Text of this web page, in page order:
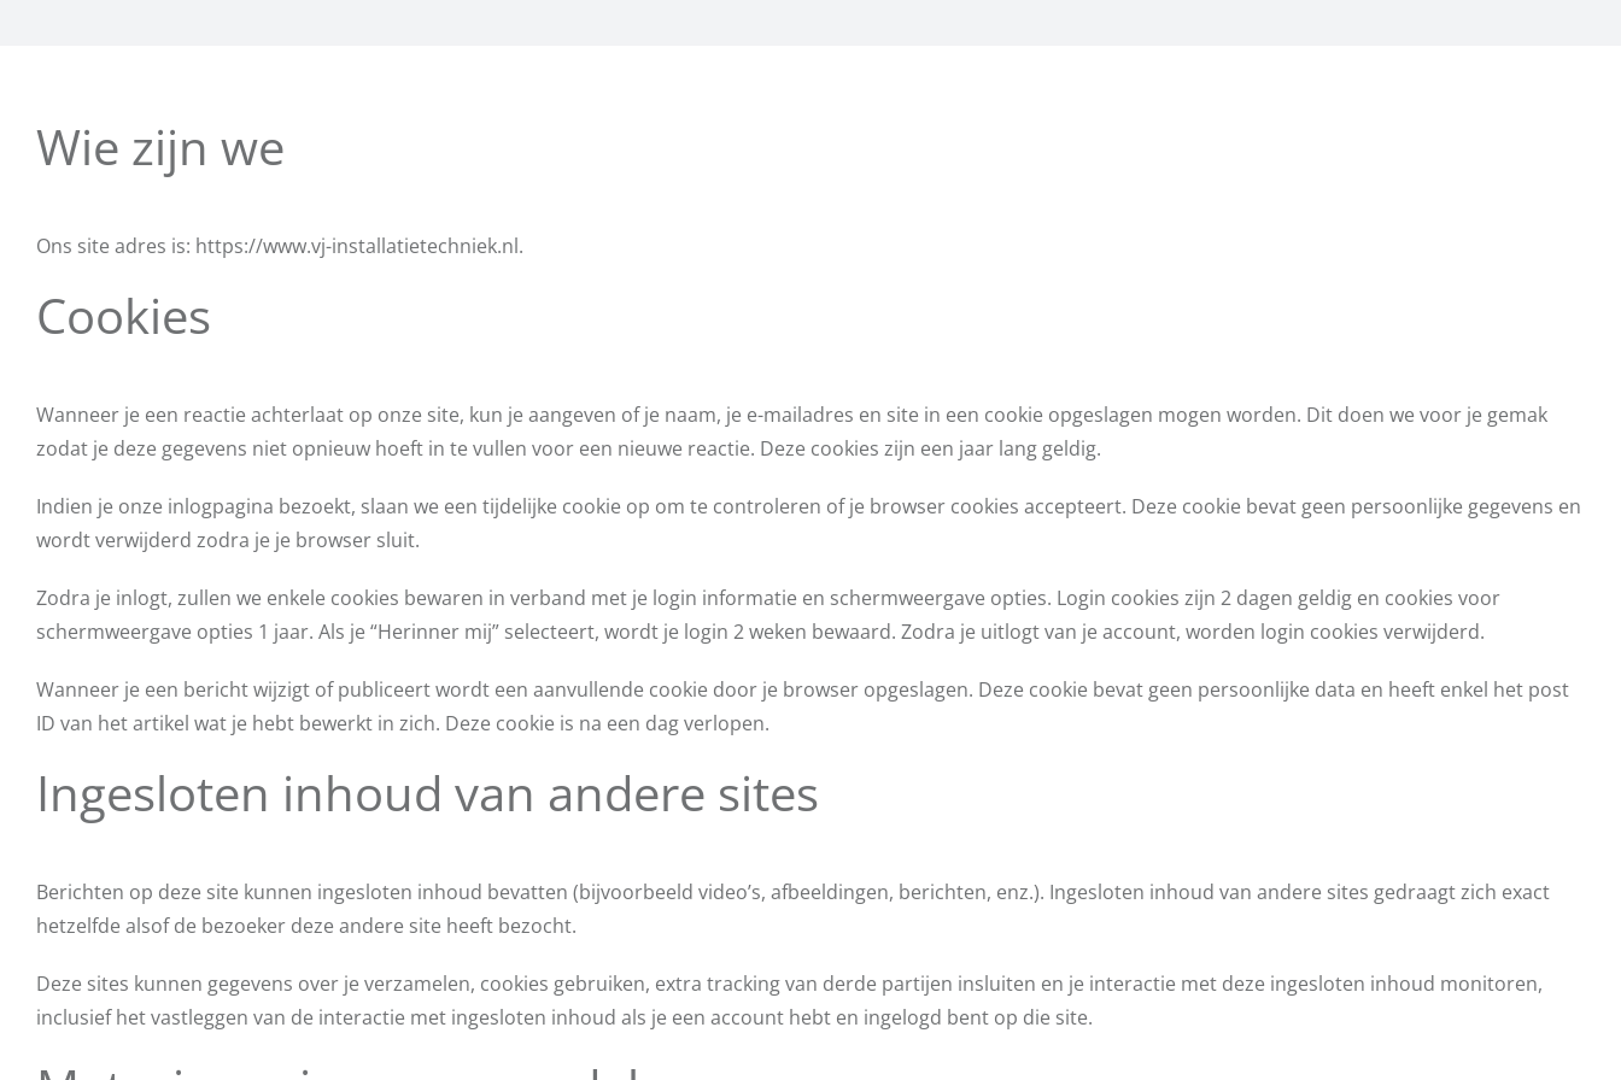
Wie zijn we
Ons site adres is: https://www.vj-installatietechniek.nl.
Cookies
Wanneer je een reactie achterlaat op onze site, kun je aangeven of je naam, je e-mailadres en site in een cookie opgeslagen mogen worden. Dit doen we voor je gemak
zodat je deze gegevens niet opnieuw hoeft in te vullen voor een nieuwe reactie. Deze cookies zijn een jaar lang geldig.
Indien je onze inlogpagina bezoekt, slaan we een tijdelijke cookie op om te controleren of je browser cookies accepteert. Deze cookie bevat geen persoonlijke gegevens en
wordt verwijderd zodra je je browser sluit.
Zodra je inlogt, zullen we enkele cookies bewaren in verband met je login informatie en schermweergave opties. Login cookies zijn 2 dagen geldig en cookies voor
schermweergave opties 1 jaar. Als je “Herinner mij” selecteert, wordt je login 2 weken bewaard. Zodra je uitlogt van je account, worden login cookies verwijderd.
Wanneer je een bericht wijzigt of publiceert wordt een aanvullende cookie door je browser opgeslagen. Deze cookie bevat geen persoonlijke data en heeft enkel het post
ID van het artikel wat je hebt bewerkt in zich. Deze cookie is na een dag verlopen.
Ingesloten inhoud van andere sites
Berichten op deze site kunnen ingesloten inhoud bevatten (bijvoorbeeld video’s, afbeeldingen, berichten, enz.). Ingesloten inhoud van andere sites gedraagt zich exact
hetzelfde alsof de bezoeker deze andere site heeft bezocht.
Deze sites kunnen gegevens over je verzamelen, cookies gebruiken, extra tracking van derde partijen insluiten en je interactie met deze ingesloten inhoud monitoren,
inclusief het vastleggen van de interactie met ingesloten inhoud als je een account hebt en ingelogd bent op die site.